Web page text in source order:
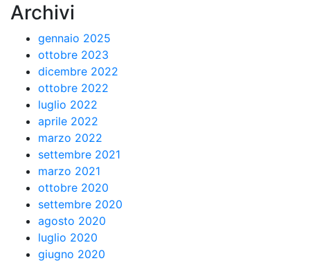
Archivi
gennaio 2025
ottobre 2023
dicembre 2022
ottobre 2022
luglio 2022
aprile 2022
marzo 2022
settembre 2021
marzo 2021
ottobre 2020
settembre 2020
agosto 2020
luglio 2020
giugno 2020